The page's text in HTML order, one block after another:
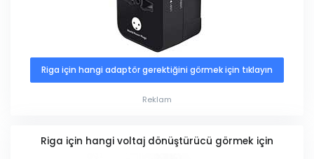
Riga için hangi adaptör gerektiğini görmek için tıklayın
Reklam
Riga için hangi voltaj dönüştürücü görmek için